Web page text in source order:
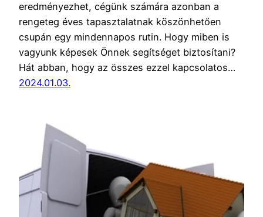
eredményezhet, cégünk számára azonban a
rengeteg éves tapasztalatnak köszönhetően
csupán egy mindennapos rutin. Hogy miben is
vagyunk képesek Önnek segítséget biztosítani?
Hát abban, hogy az összes ezzel kapcsolatos…
2024.01.03.